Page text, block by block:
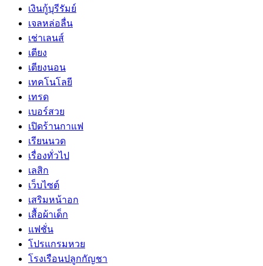
เงินกู้บุรีรัมย์
เจลหล่อลื่น
เช่าเลนส์
เตียง
เตียงนอน
เทคโนโลยี
เทรด
เบอร์สวย
เปิดร้านกาแฟ
เรียนนวด
เรื่องทั่วไป
เลสิก
เว็บไซต์
เสริมหน้าอก
เสื้อผ้าเด็ก
แฟชั่น
โปรแกรมหวย
โรงเรือนปลูกกัญชา